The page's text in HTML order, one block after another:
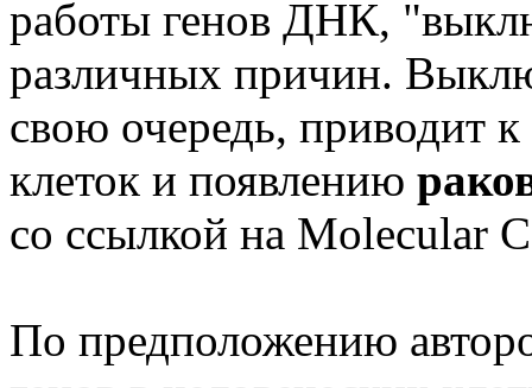
работы генов ДНК,
различных причин.
свою очередь, приводит
клеток и появлению
со ссылкой на Molecular
По предположению